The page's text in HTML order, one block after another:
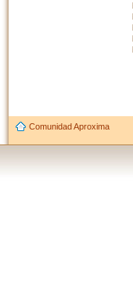
Comunidad Aproxima